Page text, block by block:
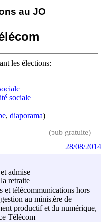
au JO
les élections:
sociale
, diaporama)
(pub gratuite)
admise
retraite
et télécommunications hors
au ministère de
productif et du numérique,
Télécom
28/08/2014